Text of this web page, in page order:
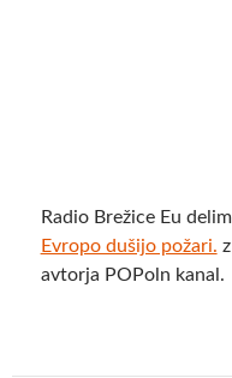
Radio Brežice Eu
Evropo dušijo požari.
avtorja POPoln kanal.